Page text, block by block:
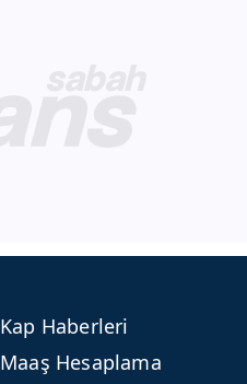
Kap Haberleri
Maaş Hesaplama